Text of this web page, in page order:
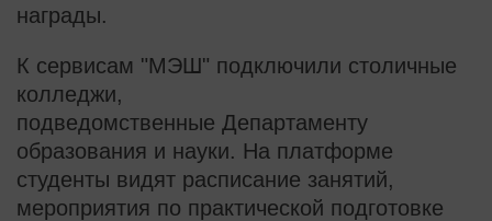
награды.
К сервисам "МЭШ" подключили столичные
колледжи,
подведомственные Департаменту
образования и науки. На платформе
студенты видят расписание занятий,
мероприятия по практической подготовке